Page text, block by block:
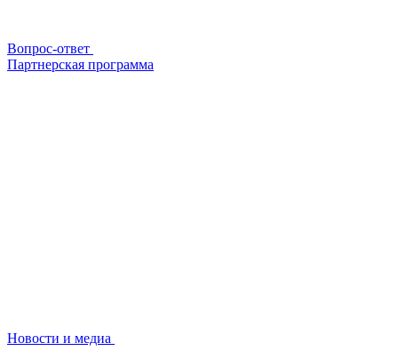
Вопрос-ответ
Партнерская программа
Новости и медиа